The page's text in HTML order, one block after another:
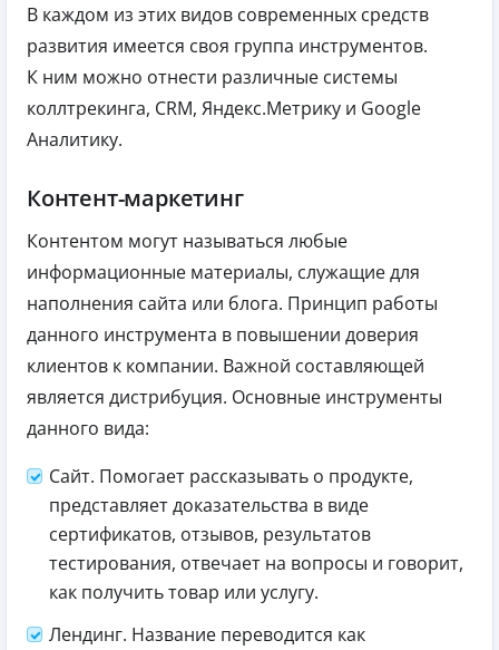
В каждом из этих видов современных средств
развития имеется своя группа инструментов.
К ним можно отнести различные системы
коллтрекинга, CRM, Яндекс.Метрику и Google
Аналитику.
Контент-маркетинг
Контентом могут называться любые
информационные материалы, служащие для
наполнения сайта или блога. Принцип работы
данного инструмента в повышении доверия
клиентов к компании. Важной составляющей
является дистрибуция. Основные инструменты
данного вида:
Сайт. Помогает рассказывать о продукте,
представляет доказательства в виде
сертификатов, отзывов, результатов
тестирования, отвечает на вопросы и говорит,
как получить товар или услугу.
Лендинг. Название переводится как